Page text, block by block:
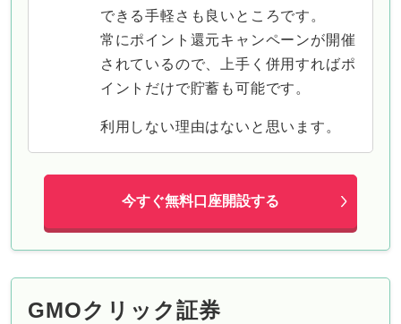
できる手軽さも良いところです。
常にポイント還元キャンペーンが開催
されているので、上手く併用すればポ
イントだけで貯蓄も可能です。
利用しない理由はないと思います。
今すぐ無料口座開設する
GMOクリック証券